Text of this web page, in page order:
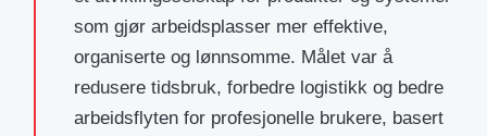
som gjør arbeidsplasser mer effektive,
organiserte og lønnsomme. Målet var å
redusere tidsbruk, forbedre logistikk og bedre
arbeidsflyten for profesjonelle brukere, basert